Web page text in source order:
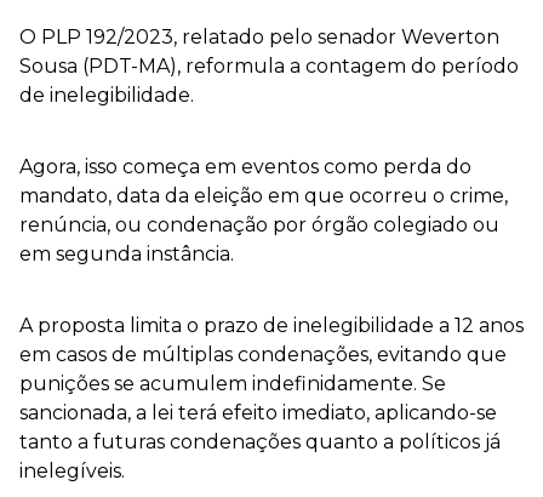
O PLP 192/2023, relatado pelo senador Weverton
Sousa (PDT-MA), reformula a contagem do período
de inelegibilidade.
Agora, isso começa em eventos como perda do
mandato, data da eleição em que ocorreu o crime,
renúncia, ou condenação por órgão colegiado ou
em segunda instância.
A proposta limita o prazo de inelegibilidade a 12 anos
em casos de múltiplas condenações, evitando que
punições se acumulem indefinidamente. Se
sancionada, a lei terá efeito imediato, aplicando-se
tanto a futuras condenações quanto a políticos já
inelegíveis.